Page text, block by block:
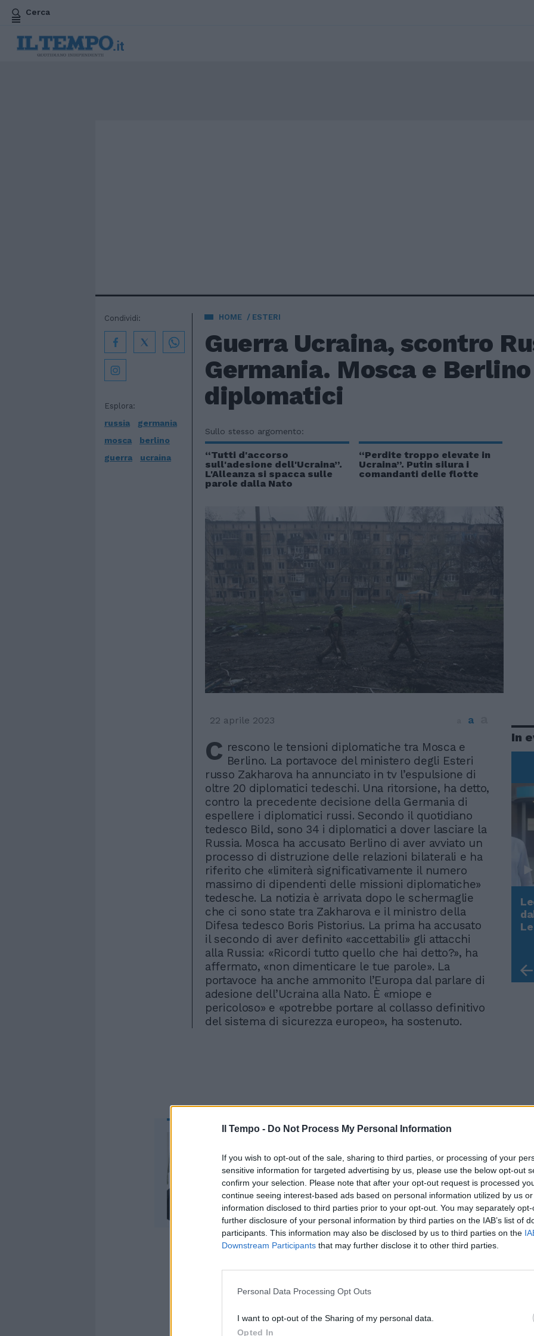
Il Tempo - Do Not Process My Personal Information
If you wish to opt-out of the sale, sharing to third parties, or processing of your
sensitive information for targeted advertising by us, please use the below opt-out
confirm your selection. Please note that after your opt-out request is processed
continue seeing interest-based ads based on personal information utilized by us
information disclosed to third parties prior to your opt-out. You may separately
further disclosure of your personal information by third parties on the IAB’s list of
participants. This information may also be disclosed by us to third parties on the
Downstream Participants that may further disclose it to other third parties.
Personal Data Processing Opt Outs
I want to opt-out of the Sharing of my personal data.
Opted In
Cerca
HOME ESTERI
Guerra Ucraina, scontro
Germania. Mosca e
diplomatici
Esplora:
russia
germania
mosca
berlino
guerra
ucraina
Condividi:
Sullo stesso argomento:
“Tutti d'accorso
sull'adesione dell'Ucraina”.
L'Alleanza si spacca sulle
parole dalla Nato
“Perdite troppo elevate in
Ucraina”. Putin silura i
comandanti delle flotte
22 aprile 2023 a
C rescono le tensioni diplomatiche tra Mosca e
Berlino. La portavoce del ministero degli Esteri
russo Zakharova ha annunciato in tv l’espulsione di
oltre 20 diplomatici tedeschi. Una ritorsione, ha detto,
contro la precedente decisione della Germania di
espellere i diplomatici russi. Secondo il quotidiano
tedesco Bild, sono 34 i diplomatici a dover lasciare la
Russia. Mosca ha accusato Berlino di aver avviato un
processo di distruzione delle relazioni bilaterali e ha
riferito che «limiterà significativamente il numero
massimo di dipendenti delle missioni diplomatiche»
tedesche. La notizia è arrivata dopo le schermaglie
che ci sono state tra Zakharova e il ministro della
Difesa tedesco Boris Pistorius. La prima ha accusato
il secondo di aver definito «accettabili» gli attacchi
alla Russia: «Ricordi tutto quello che hai detto?», ha
affermato, «non dimenticare le tue parole». La
portavoce ha anche ammonito l’Europa dal parlare di
adesione dell’Ucraina alla Nato. È «miope e
pericoloso» e «potrebbe portare al collasso definitivo
del sistema di sicurezza europeo», ha sostenuto.
"Ha combattuto in
incognito". Il segreto di
Prigozhin sul figlio di
Peskov
Intanto sul campo l’esercito russo ha rivendicato
degli scontri con l’esercito di Kiev. Il portavoce del
In
Rudy Giuliani a Come States?
Trump, Meloni e la strategia
americana